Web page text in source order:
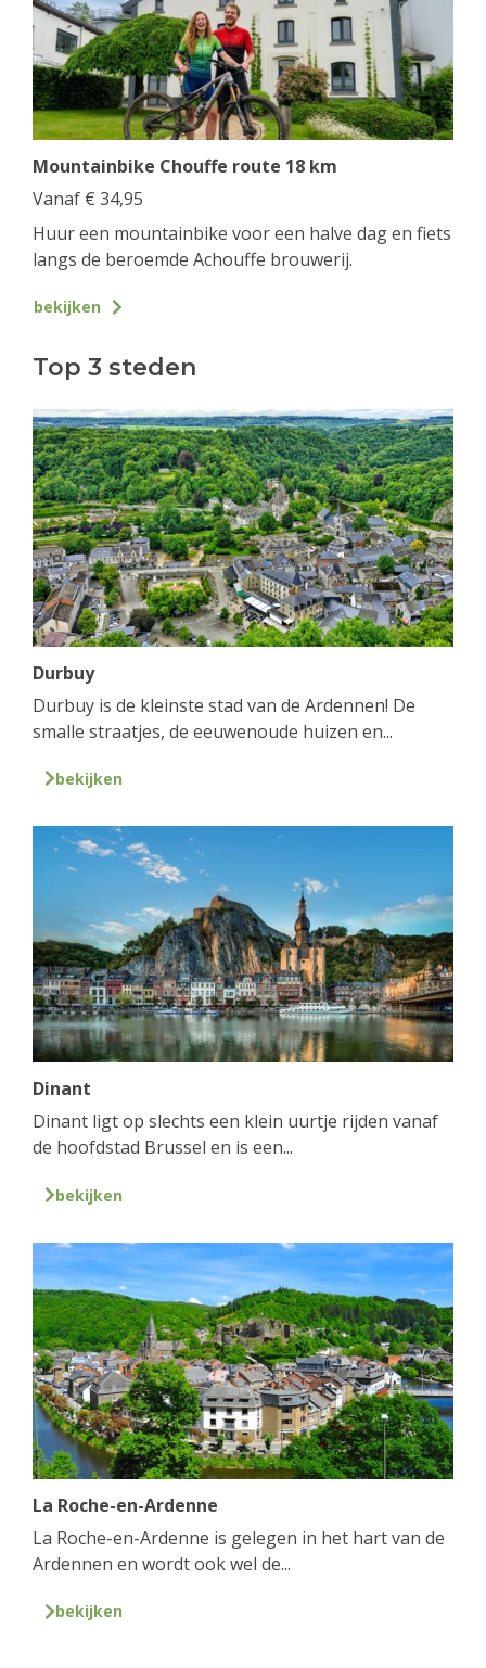
Mountainbike Chouffe route 18 km
Vanaf € 34,95
Huur een mountainbike voor een halve dag en fiets
langs de beroemde Achouffe brouwerij.
bekijken
Top 3 steden
Durbuy
Durbuy is de kleinste stad van de Ardennen! De
smalle straatjes, de eeuwenoude huizen en...
bekijken
Dinant
Dinant ligt op slechts een klein uurtje rijden vanaf
de hoofdstad Brussel en is een...
bekijken
La Roche-en-Ardenne
La Roche-en-Ardenne is gelegen in het hart van de
Ardennen en wordt ook wel de...
bekijken